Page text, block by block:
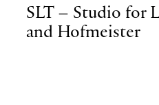
SLT – Studio for
and Hofmeister